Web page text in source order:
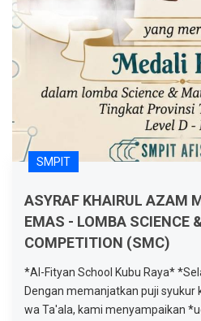
SMPIT
ASYRAF KHAIRUL AZAM
EMAS - LOMBA SCIENCE
COMPETITION (SMC)
*Al-Fityan School Kubu Raya*
Dengan memanjatkan puji syukur
wa Ta'ala, kami menyampaikan